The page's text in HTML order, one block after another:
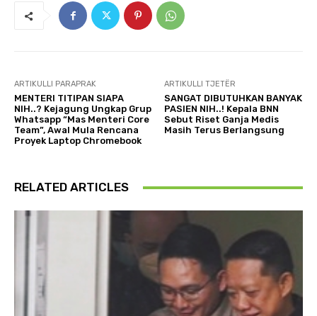
ARTIKULLI PARAPRAK
MENTERI TITIPAN SIAPA
NIH..? Kejagung Ungkap Grup
Whatsapp “Mas Menteri Core
Team”, Awal Mula Rencana
Proyek Laptop Chromebook
ARTIKULLI TJETËR
SANGAT DIBUTUHKAN BANYAK
PASIEN NIH..! Kepala BNN
Sebut Riset Ganja Medis
Masih Terus Berlangsung
RELATED ARTICLES